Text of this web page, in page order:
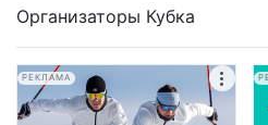
Организаторы Кубка
РЕКЛАМА